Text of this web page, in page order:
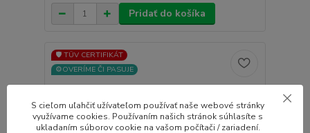
Pridať do košíka
🛡️ TÜV CERTIFIKÁT
⚙️OVERÍME ČI PASUJE
S cieľom uľahčiť užívateľom používať naše webové stránky
využívame cookies. Používaním našich stránok súhlasíte s
ukladaním súborov cookie na vašom počítači / zariadení.